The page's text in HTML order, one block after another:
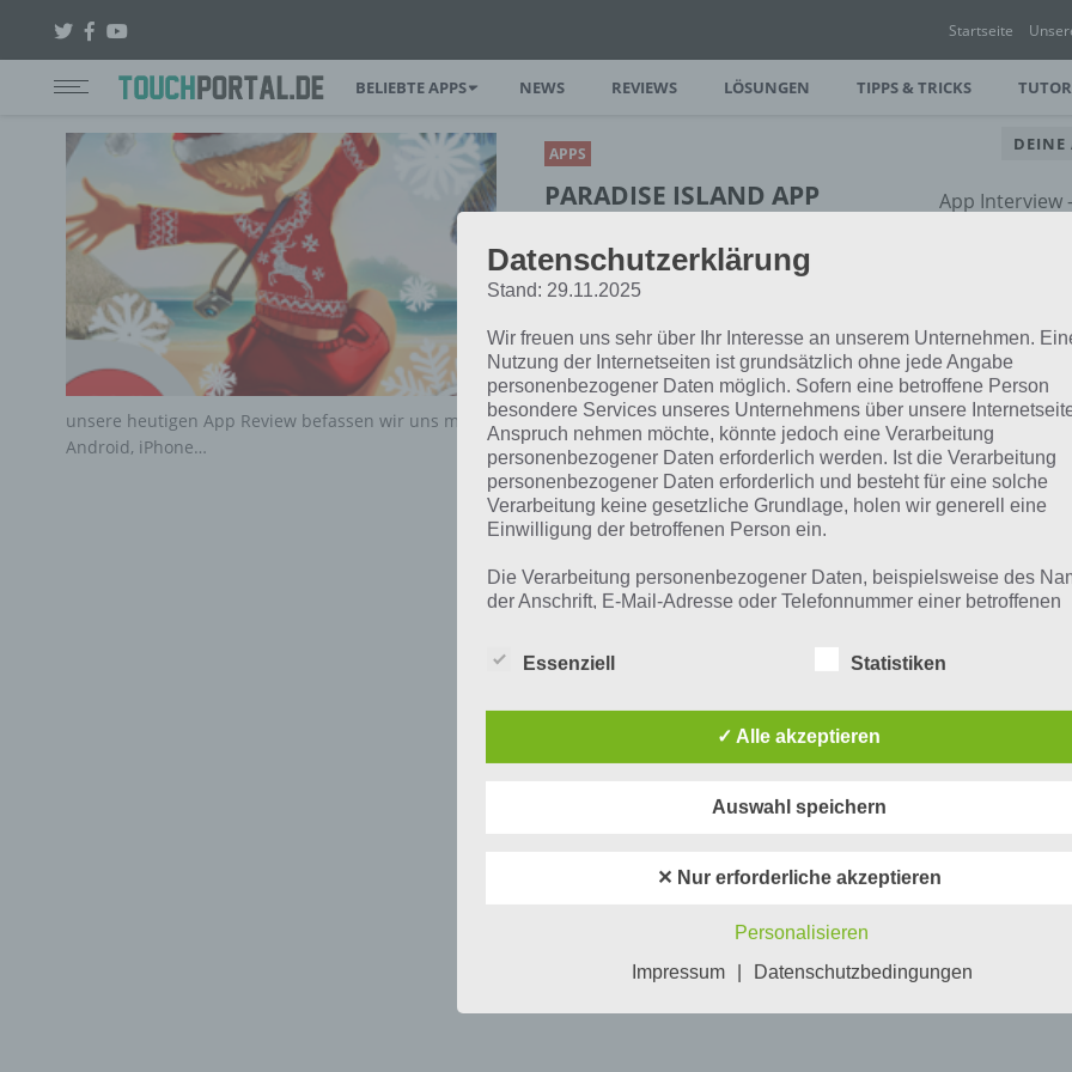
Startseite
BELIEBTE APPS NEWS REVIEWS LÖSUNGEN TIPPS & TRICKS
APPS
PARADISE ISLAND APP
UND IPAD
[caption id="attachment_13401"
align="alignright" width="150"]
Paradise Island von GIGL[/caption] In
unsere heutigen App Review befassen wir uns mit der Social Media Spiele App Paradise Island für
Android, iPhone…
DEINE
App Interview
Datenschutzerklärung
Stand: 29.11.2025
Wir freuen uns sehr über Ihr Interesse an unserem Unternehmen.
Nutzung der Internetseiten ist grundsätzlich ohne jede Angabe
personenbezogener Daten möglich. Sofern eine betroffene Person
besondere Services unseres Unternehmens über unsere
Anspruch nehmen möchte, könnte jedoch eine Verarbeitung
personenbezogener Daten erforderlich werden. Ist die Verarbeitung
personenbezogener Daten erforderlich und besteht für eine solche
Verarbeitung keine gesetzliche Grundlage, holen wir generell eine
Einwilligung der betroffenen Person ein.
Die Verarbeitung personenbezogener Daten, beispielsweise des
der Anschrift, E-Mail-Adresse oder Telefonnummer einer betroffenen
Datenschutzbestimmungen. Mittels dieser Datenschutzerklärung
informieren. Ferner werden betroffene Personen mittels dieser
Datenschutzerklärung über die ihnen zustehenden Rechte
Wir haben als für die Verarbeitung Verantwortlicher zahlreiche
personenbezogenen Daten sicherzustellen. Dennoch können
aufweisen, sodass ein absoluter Schutz nicht gewährleistet werden
Aus diesem Grund steht es jeder betroffenen Person frei,
personenbezogene Daten auch auf alternativen Wegen,
Essenziell Statistiken
✓ Alle akzeptieren
Auswahl speichern
✕ Nur erforderliche akzeptieren
Personalisieren
Impressum
Datenschutzbedingungen